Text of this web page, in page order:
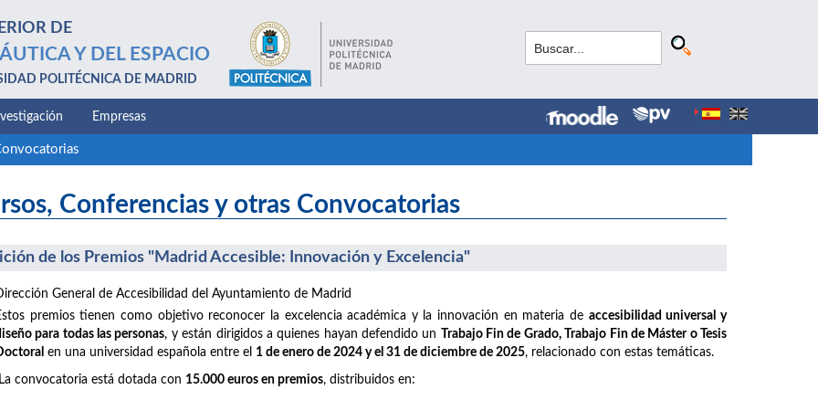
DE
Y DEL ESPACIO
POLITÉCNICA DE MADRID
Empresas
Conferencias y otras Convocatorias
de los Premios "Madrid Accesible: Innovación y Excelencia"
General de Accesibilidad del Ayuntamiento de Madrid
premios tienen como objetivo reconocer la excelencia académica y la innovación en materia de accesibilidad universal y
para todas las personas, y están dirigidos a quienes hayan defendido un Trabajo Fin de Grado, Trabajo Fin de Máster o Tesis
en una universidad española entre el 1 de enero de 2024 y el 31 de diciembre de 2025, relacionado con estas temáticas.
convocatoria está dotada con 15.000 euros en premios, distribuidos en: